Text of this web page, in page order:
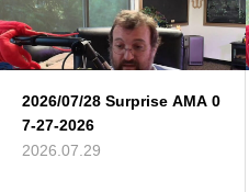
2026/07/28 Surprise AMA 0
7-27-2026
2026.07.29